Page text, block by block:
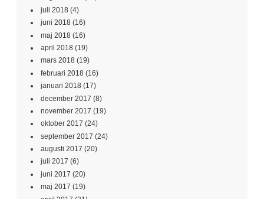
juli 2018 (4)
juni 2018 (16)
maj 2018 (16)
april 2018 (19)
mars 2018 (19)
februari 2018 (16)
januari 2018 (17)
december 2017 (8)
november 2017 (19)
oktober 2017 (24)
september 2017 (24)
augusti 2017 (20)
juli 2017 (6)
juni 2017 (20)
maj 2017 (19)